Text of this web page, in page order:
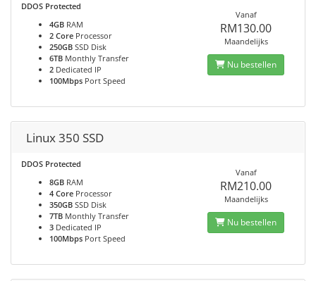
DDOS Protected
4GB RAM
2 Core Processor
250GB SSD Disk
6TB Monthly Transfer
2 Dedicated IP
100Mbps Port Speed
Vanaf
RM130.00
Maandelijks
Nu bestellen
Linux 350 SSD
DDOS Protected
8GB RAM
4 Core Processor
350GB SSD Disk
7TB Monthly Transfer
3 Dedicated IP
100Mbps Port Speed
Vanaf
RM210.00
Maandelijks
Nu bestellen